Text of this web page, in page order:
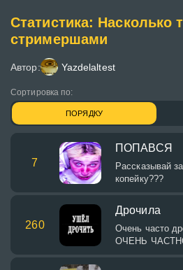
Статистика: Насколько
стримершами
Автор: Yazdelaltest
Сортировка по:
ПОРЯДКУ
7
ПОПАВСЯ
Рассказывай
копейку???
260
Дрочила
Очень часто
ОЧЕНЬ